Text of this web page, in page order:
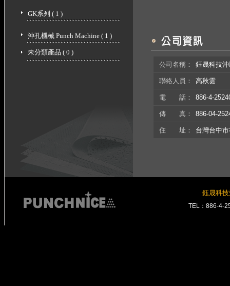
GK系列 ( 1 )
沖孔機械 Punch Machine ( 1 )
未分類產品 ( 0 )
公司名稱：
鈺晟科技
聯絡人員： 高秋雲
電 話： 886-4-
傳 真： 886-04-
住 址： 台灣台中
鈺晟科
TEL：886-4-